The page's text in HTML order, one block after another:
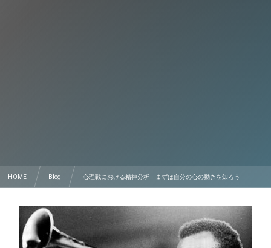
HOME Blog 心理戦における精神分析 まずは自分の心の動きを知ろう